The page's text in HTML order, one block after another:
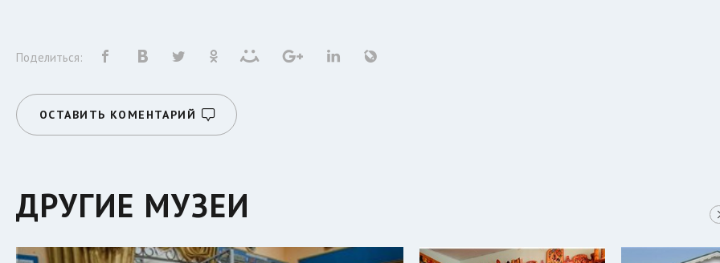
Поделиться:
ОСТАВИТЬ КОМЕНТАРИЙ
ДРУГИЕ МУЗЕИ